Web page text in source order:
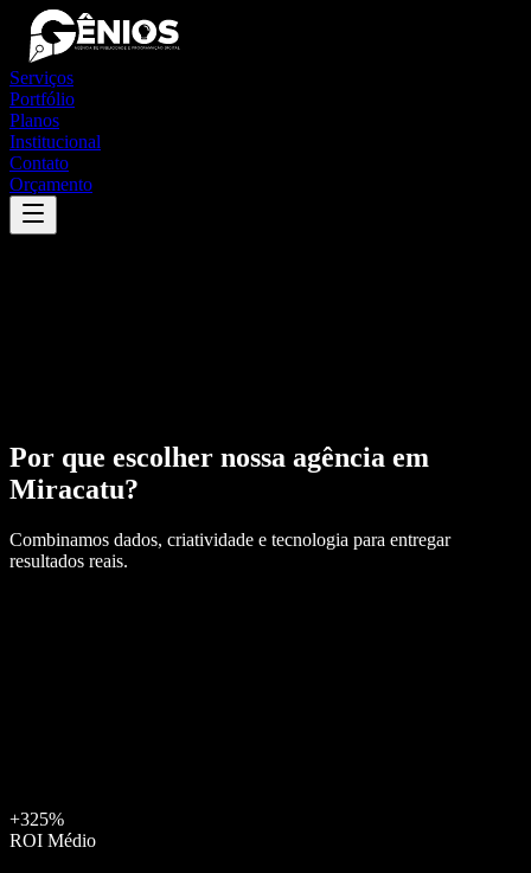
Serviços
Portfólio
Planos
Institucional
Contato
Orçamento
Por que escolher nossa agência em
Miracatu?
Combinamos dados, criatividade e tecnologia para entregar
resultados reais.
+325%
ROI Médio